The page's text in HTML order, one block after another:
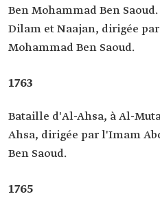
Ben Mohammad Ben
Dilam et Naajan, dirigée
Mohammad Ben Saoud.
1763
Bataille d'Al-Ahsa, à Al-
Ahsa, dirigée par l'Imam
Ben Saoud.
1765